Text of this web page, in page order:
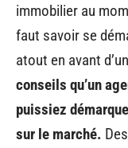
immobilier au
faut savoir se
atout en avant
conseils qu’un
puissiez
sur le marché.